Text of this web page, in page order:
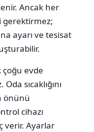
Ancak her
gerektirmez;
ayarı ve tesisat
çoğu evde
sıcaklığını
önünü
cihazı
verir. Ayarlar